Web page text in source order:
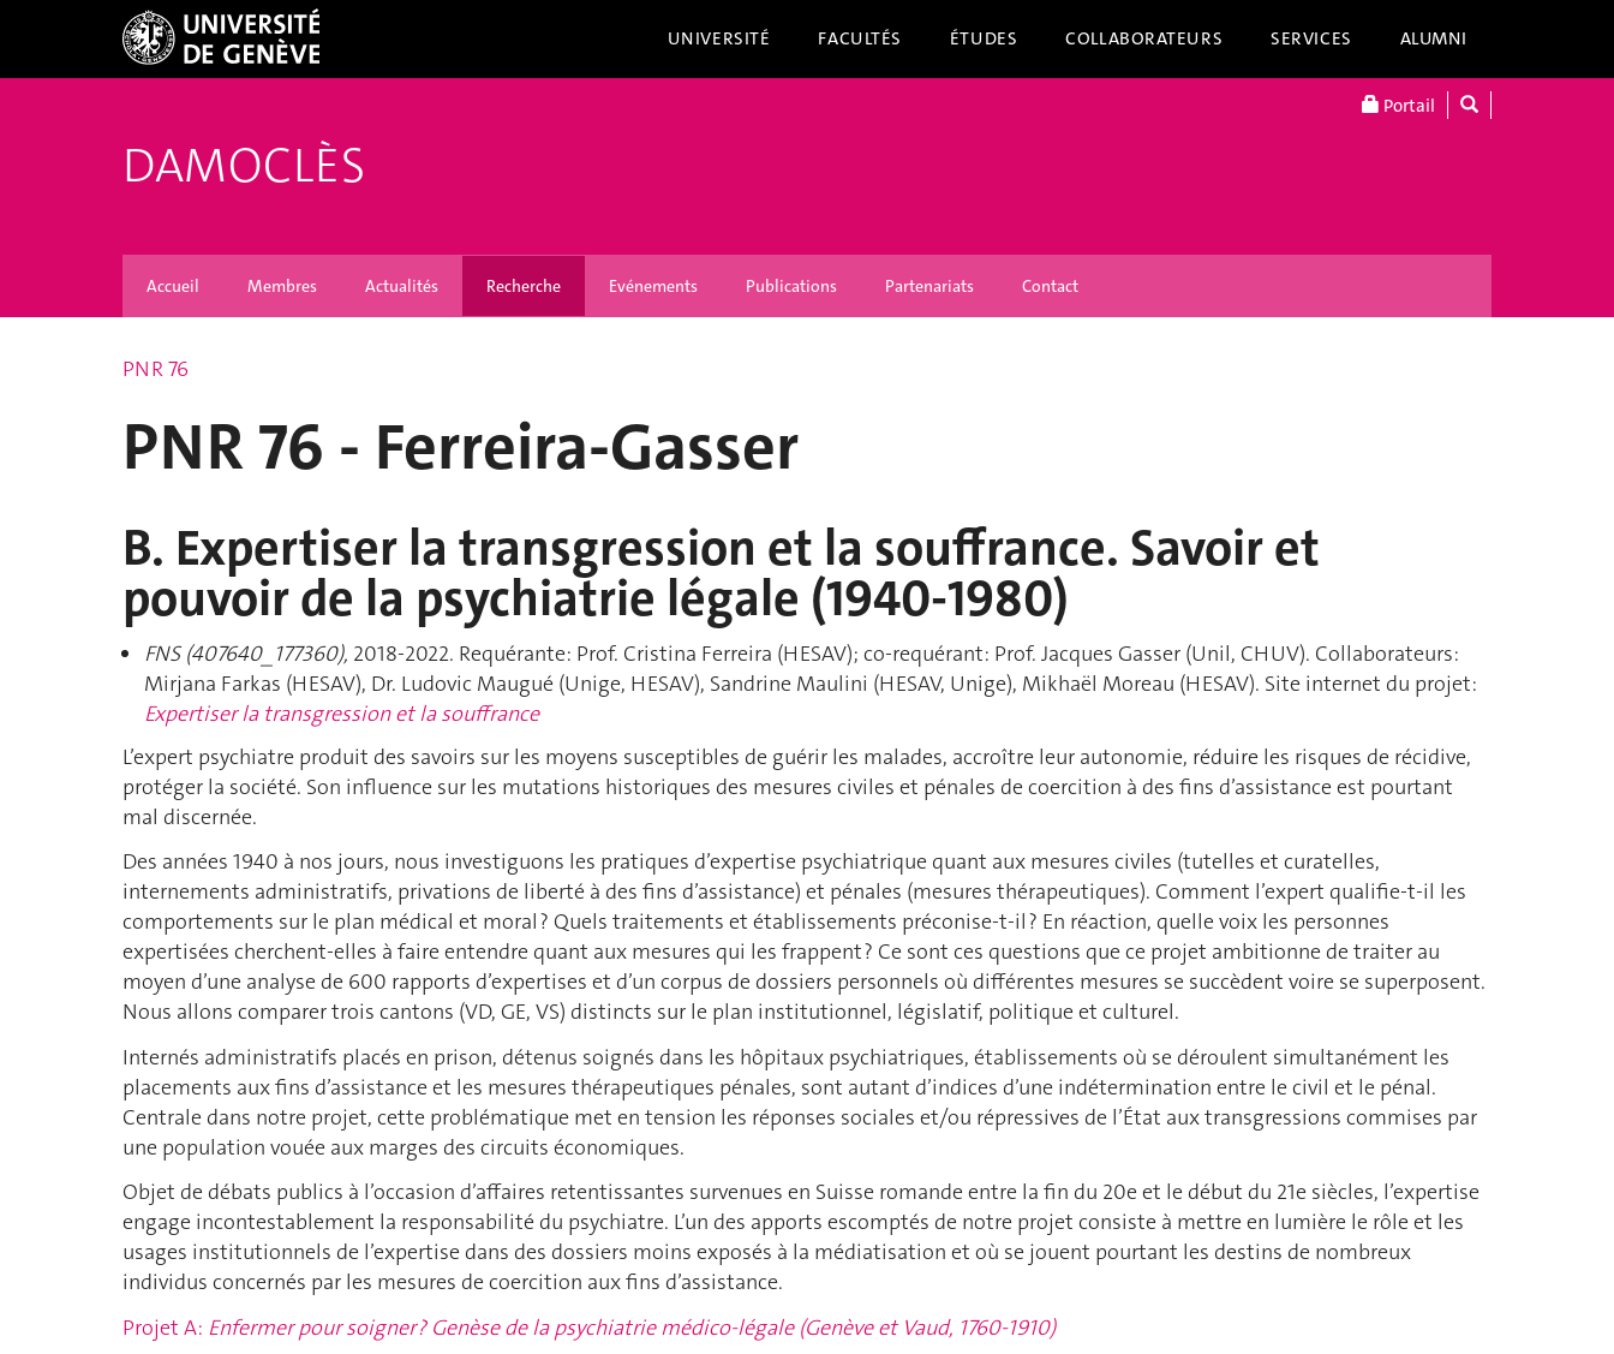
UNIVERSITÉ FACULTÉS ÉTUDES COLLABORATEURS SERVICES ALUMNI
Portail
DAMOCLÈS
Accueil Membres Actualités Recherche Evénements Publications Partenariats Contact
PNR 76
PNR 76 - Ferreira-Gasser
B. Expertiser la transgression et la souffrance. Savoir et
pouvoir de la psychiatrie légale (1940-1980)
FNS (407640_177360), 2018-2022. Requérante: Prof. Cristina Ferreira (HESAV); co-requérant: Prof. Jacques Gasser (Unil, CHUV). Collaborateurs:
Mirjana Farkas (HESAV), Dr. Ludovic Maugué (Unige, HESAV), Sandrine Maulini (HESAV, Unige), Mikhaël Moreau (HESAV). Site internet du projet:
Expertiser la transgression et la souffrance
L’expert psychiatre produit des savoirs sur les moyens susceptibles de guérir les malades, accroître leur autonomie, réduire les risques de récidive,
protéger la société. Son influence sur les mutations historiques des mesures civiles et pénales de coercition à des fins d’assistance est pourtant
mal discernée.
Des années 1940 à nos jours, nous investiguons les pratiques d’expertise psychiatrique quant aux mesures civiles (tutelles et curatelles,
internements administratifs, privations de liberté à des fins d’assistance) et pénales (mesures thérapeutiques). Comment l’expert qualifie-t-il les
comportements sur le plan médical et moral ? Quels traitements et établissements préconise-t-il ? En réaction, quelle voix les personnes
expertisées cherchent-elles à faire entendre quant aux mesures qui les frappent ? Ce sont ces questions que ce projet ambitionne de traiter au
moyen d’une analyse de 600 rapports d’expertises et d’un corpus de dossiers personnels où différentes mesures se succèdent voire se superposent.
Nous allons comparer trois cantons (VD, GE, VS) distincts sur le plan institutionnel, législatif, politique et culturel.
Internés administratifs placés en prison, détenus soignés dans les hôpitaux psychiatriques, établissements où se déroulent simultanément les
placements aux fins d’assistance et les mesures thérapeutiques pénales, sont autant d’indices d’une indétermination entre le civil et le pénal.
Centrale dans notre projet, cette problématique met en tension les réponses sociales et/ou répressives de l’État aux transgressions commises par
une population vouée aux marges des circuits économiques.
Objet de débats publics à l’occasion d’affaires retentissantes survenues en Suisse romande entre la fin du 20e et le début du 21e siècles, l’expertise
engage incontestablement la responsabilité du psychiatre. L’un des apports escomptés de notre projet consiste à mettre en lumière le rôle et les
usages institutionnels de l’expertise dans des dossiers moins exposés à la médiatisation et où se jouent pourtant les destins de nombreux
individus concernés par les mesures de coercition aux fins d’assistance.
Projet A: Enfermer pour soigner ? Genèse de la psychiatrie médico-légale (Genève et Vaud, 1760-1910)